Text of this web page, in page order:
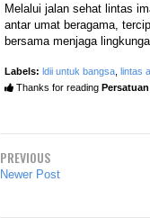
Melalui jalan sehat lintas
antar umat beragama,
bersama menjaga
Labels: ldii untuk bangsa lintas
Thanks for reading
PREVIOUS
Newer Post